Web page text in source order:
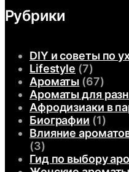
Рубрики
DIY и советы по
Lifestyle (7)
Ароматы (67)
Ароматы для
Афродизиаки в
Биографии (1)
Влияние
(3)
Гид по выбору